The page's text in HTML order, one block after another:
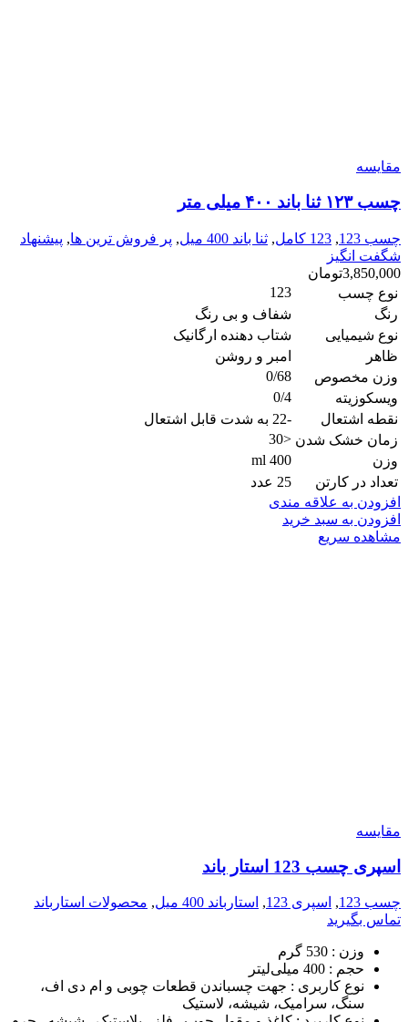
مقایسه
چسب ۱۲۳ ثنا باند ۴۰۰ میلی متر
چسب 123 , 123 کامل , ثنا باند 400 میل , پر فروش ترین ها, پیشنهاد
شگفت انگیز
3,850,000تومان
نوع چسب
123
رنگ
شفاف و بی رنگ
نوع شیمیایی
شتاب دهنده ارگانیک
ظاهر
امبر و روشن
وزن مخصوص
0/68
ویسکوزیته
0/4
نقطه اشتعال
-22 به شدت قابل اشتعال
زمان خشک شدن <30
وزن
400 ml
تعداد در کارتن
25 عدد
افزودن به علاقه مندی
افزودن به سبد خرید
مشاهده سریع
مقایسه
اسپری چسب 123 استار باند
چسب 123 , اسپری 123 , استارباند 400 میل , محصولات استارباند
تماس بگیرید
وزن : 530 گرم
حجم : 400 میلی‌لیتر
نوع کاربری : جهت چسباندن قطعات چوبی و ام دی اف،
سنگ، سرامیک، شیشه، لاستیک